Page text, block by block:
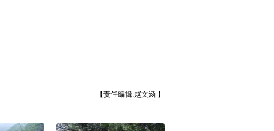
【责任编辑:赵文涵 】